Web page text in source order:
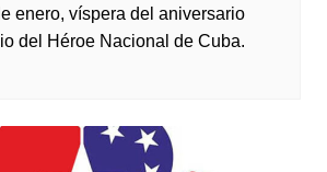
enero, víspera del aniversario
del Héroe Nacional de Cuba.